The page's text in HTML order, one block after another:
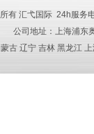
有 汇弋国际24h服务
公司地址：上海浦东
古 辽宁 吉林 黑龙江